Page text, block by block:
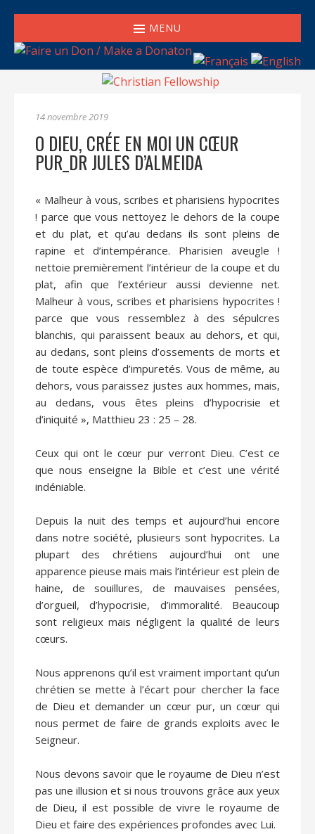
MENU
14 novembre 2019
O DIEU, CRÉE EN MOI UN CŒUR
PUR_DR JULES D’ALMEIDA
« Malheur à vous, scribes et pharisiens hypocrites
! parce que vous nettoyez le dehors de la coupe
et du plat, et qu’au dedans ils sont pleins de
rapine et d’intempérance. Pharisien aveugle !
nettoie premièrement l’intérieur de la coupe et du
plat, afin que l’extérieur aussi devienne net.
Malheur à vous, scribes et pharisiens hypocrites !
parce que vous ressemblez à des sépulcres
blanchis, qui paraissent beaux au dehors, et qui,
au dedans, sont pleins d’ossements de morts et
de toute espèce d’impuretés. Vous de même, au
dehors, vous paraissez justes aux hommes, mais,
au dedans, vous êtes pleins d’hypocrisie et
d’iniquité », Matthieu 23 : 25 – 28.
Ceux qui ont le cœur pur verront Dieu. C’est ce
que nous enseigne la Bible et c’est une vérité
indéniable.
Depuis la nuit des temps et aujourd’hui encore
dans notre société, plusieurs sont hypocrites. La
plupart des chrétiens aujourd’hui ont une
apparence pieuse mais mais l’intérieur est plein de
haine, de souillures, de mauvaises pensées,
d’orgueil, d’hypocrisie, d’immoralité. Beaucoup
sont religieux mais négligent la qualité de leurs
cœurs.
Nous apprenons qu’il est vraiment important qu’un
chrétien se mette à l’écart pour chercher la face
de Dieu et demander un cœur pur, un cœur qui
nous permet de faire de grands exploits avec le
Seigneur.
Nous devons savoir que le royaume de Dieu n’est
pas une illusion et si nous trouvons grâce aux yeux
de Dieu, il est possible de vivre le royaume de
Dieu et faire des expériences profondes avec Lui.